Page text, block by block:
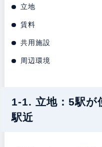
立地
賃料
共用施設
周辺環境
1-1. 立地：5駅が
駅近